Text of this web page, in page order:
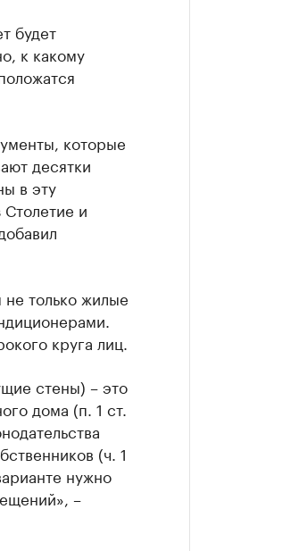
будет
к какому
которые
десятки
в эту
и
только жилые
круга лиц.
стены) – это
дома (п. 1 ст.
(ч. 1
нужно
­–